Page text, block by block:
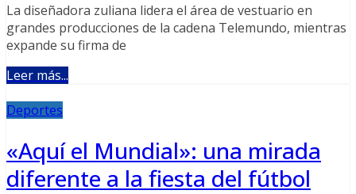
La diseñadora zuliana lidera el área de vestuario en
grandes producciones de la cadena Telemundo, mientras
expande su firma de
Leer más...
Deportes
«Aquí el Mundial»: una mirada
diferente a la fiesta del fútbol